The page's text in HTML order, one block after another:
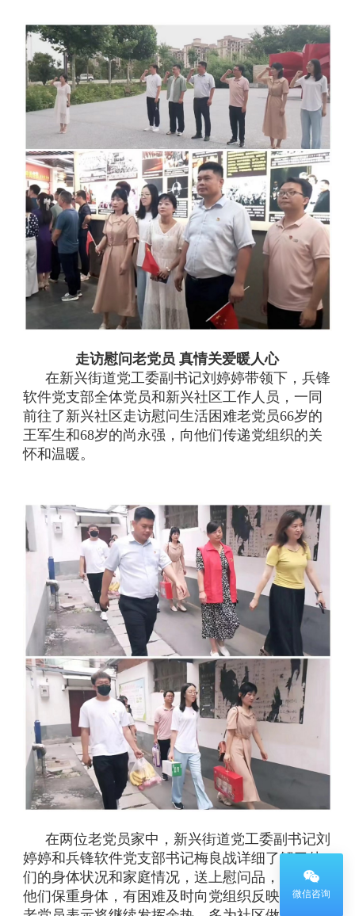
走访慰问老党员 真情关爱暖人心
在新兴街道党工委副书记刘婷婷带领下，兵锋
软件党支部全体党员和新兴社区工作人员，一同
前往了新兴社区走访慰问生活困难老党员66岁的
王军生和68岁的尚永强，向他们传递党组织的关
怀和温暖。
在两位老党员家中，新兴街道党工委副书记刘
婷婷和兵锋软件党支部书记梅良战详细了解了他
们的身体状况和家庭情况，送上慰问品，并嘱咐
他们保重身体，有困难及时向党组织反映。两位
微信咨询